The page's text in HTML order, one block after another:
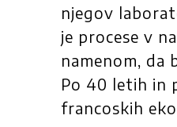
njegov
je procese v
namenom, da
Po 40 letih in
francoskih